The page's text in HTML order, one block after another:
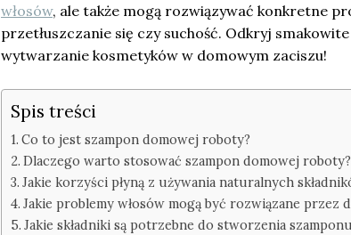
włosów, ale także mogą rozwiązywać konkretne
przetłuszczanie się czy suchość. Odkryj
wytwarzanie kosmetyków w domowym zaciszu!
Spis treści
Co to jest szampon domowej roboty?
Dlaczego warto stosować szampon domowej roboty?
Jakie korzyści płyną z używania naturalnych
Jakie problemy włosów mogą być rozwiązane przez
Jakie składniki są potrzebne do stworzenia